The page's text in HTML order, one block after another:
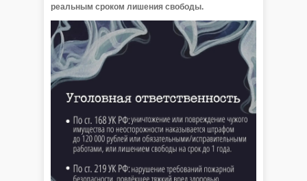
реальным сроком лишения свободы. ⁣